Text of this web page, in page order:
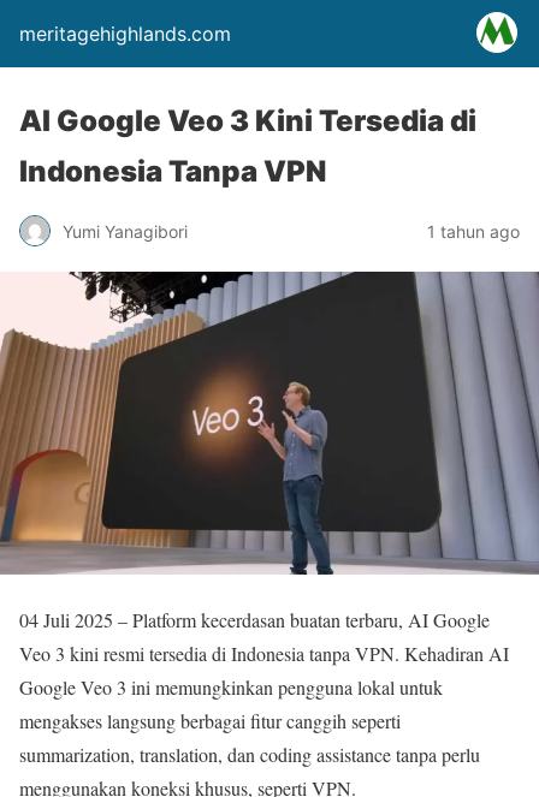
meritagehighlands.com
AI Google Veo 3 Kini Tersedia di
Indonesia Tanpa VPN
Yumi Yanagibori 1 tahun ago
04 Juli 2025 – Platform kecerdasan buatan terbaru, AI Google
Veo 3 kini resmi tersedia di Indonesia tanpa VPN. Kehadiran AI
Google Veo 3 ini memungkinkan pengguna lokal untuk
mengakses langsung berbagai fitur canggih seperti
summarization, translation, dan coding assistance tanpa perlu
menggunakan koneksi khusus, seperti VPN.